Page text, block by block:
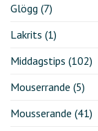
Glögg (7)
Lakrits (1)
Middagstips (102)
Mouserrande (5)
Mousserande (41)